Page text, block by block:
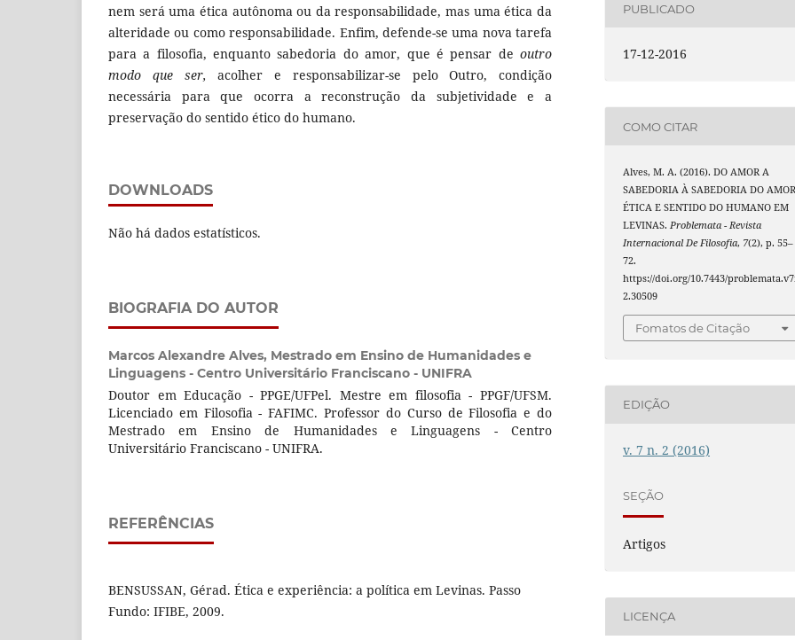
nem será uma ética autônoma ou da responsabilidade, mas uma ética da
alteridade ou como responsabilidade. Enfim, defende-se uma nova tarefa
para a filosofia, enquanto sabedoria do amor, que é pensar de outro
modo que ser,acolher e responsabilizar-se pelo Outro, condição
necessária para que ocorra a reconstrução da subjetividade e a
preservação do sentido ético do humano.
DOWNLOADS
Não há dados estatísticos.
BIOGRAFIA DO AUTOR
Marcos Alexandre Alves, Mestrado em Ensino de Humanidades e
Linguagens - Centro Universitário Franciscano - UNIFRA
Doutor em Educação - PPGE/UFPel. Mestre em filosofia - PPGF/UFSM.
Licenciado em Filosofia - FAFIMC. Professor do Curso de Filosofia e do
Mestrado em Ensino de Humanidades e Linguagens - Centro
Universitário Franciscano - UNIFRA.
REFERÊNCIAS
BENSUSSAN, Gérad. Ética e experiência: a política em Levinas. Passo
Fundo: IFIBE, 2009.
PUBLICADO
17-12-2016
COMO CITAR
Alves, M. A. (2016). DO AMOR A
SABEDORIA À SABEDORIA DO
ÉTICA E SENTIDO DO HUMANO EM
LEVINAS.Problemata - Revista
Internacional De Filosofia, 7(2), p. 55–
72.
https://doi.org/10.7443/
2.30509
Fomatos de Citação
EDIÇÃO
v. 7 n. 2 (2016)
SEÇÃO
Artigos
LICENÇA